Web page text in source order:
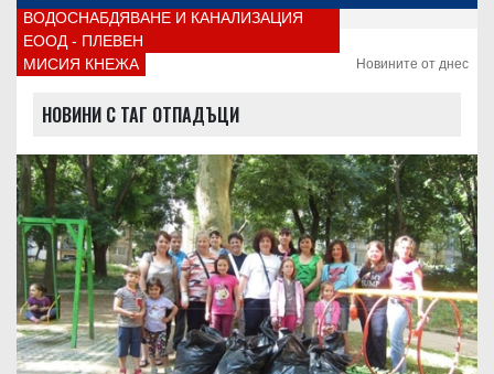
ВОДОСНАБДЯВАНЕ И КАНАЛИЗАЦИЯ
ЕООД - ПЛЕВЕН
МИСИЯ КНЕЖА
Новините от днес
НОВИНИ С ТАГ ОТПАДЪЦИ